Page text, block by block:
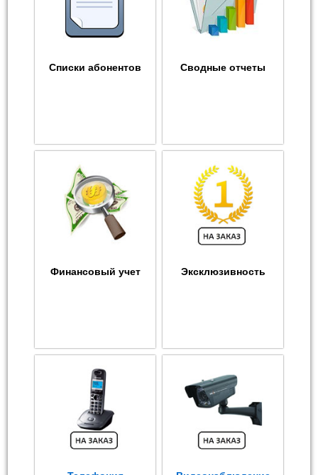
Списки абонентов Сводные отчеты
Финансовый учет Эксклюзивность